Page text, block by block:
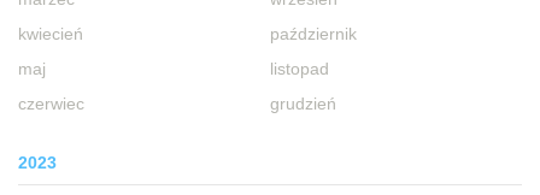
kwiecień
maj
czerwiec
październik
listopad
grudzień
2023